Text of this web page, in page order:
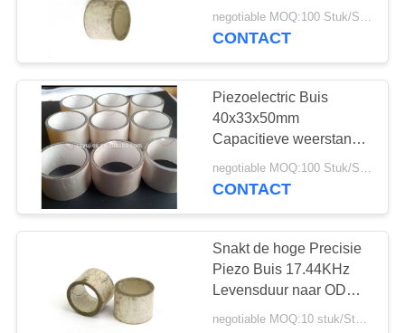
Piezoelectric Schijf
Piezoelectric Buis
23
Debietmeter van de
Aardolieopsporing
CONTACT
Piezoelectric Buis
40x33x50mm
Capacitieve weerstand
3600 PF van de
debietmeteromvormer
negotiable MOQ:100 Stuk/Stukken
CONTACT
Snakt de hoge Precisie
Piezo Buis 17.44KHz
Levensduur naar ODM
van de
negotiable MOQ:10 stuk/Stukken